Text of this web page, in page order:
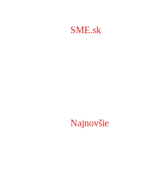
SME.sk
Najnovšie